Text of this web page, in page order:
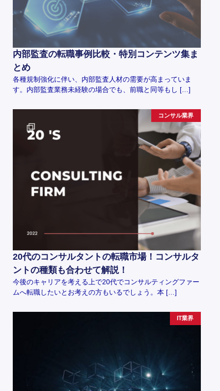
内部監査の転職事例比較・特別コンテンツ集ま
とめ
各種規制強化に伴い、内部監査人材の需要が高まっていま
す。内部監査業務未経験の場合でも、前職と同等もし […]
コンサル業界
20代のコンサルタントの転職市場！コンサルタ
ントの種類も合わせて解説！
今後のキャリアを考える上で20代でコンサルティングファー
ムへ転職したいとお考えの方もいるでしょう。本 […]
IT業界